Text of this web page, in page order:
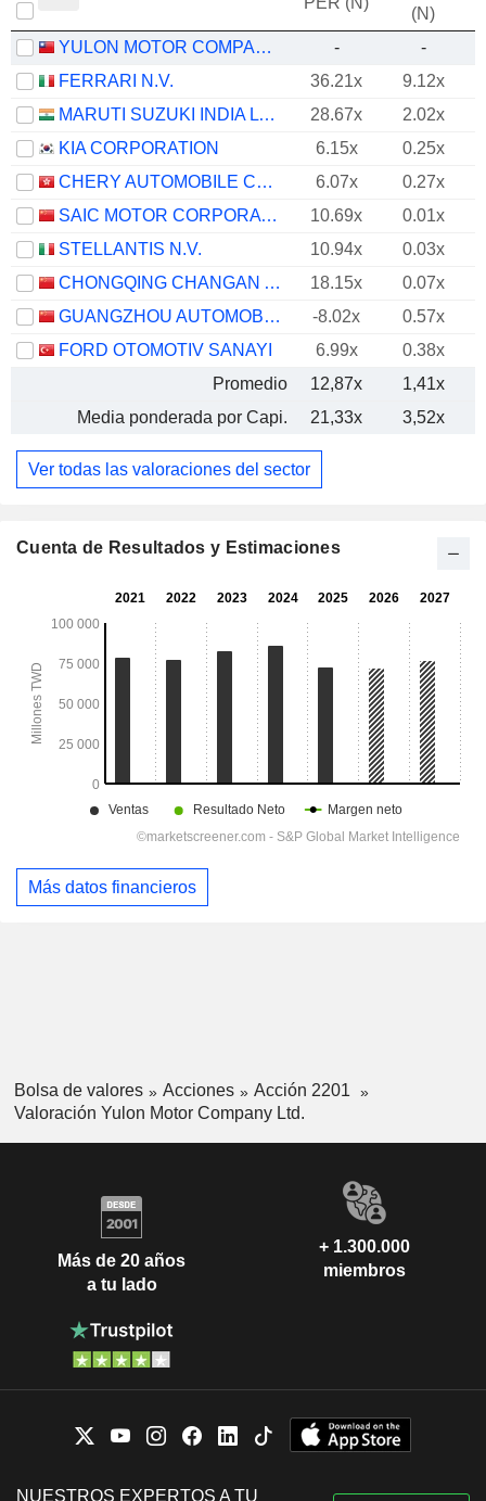
(N)
YULON MOTOR COMPANY LTD. -
-
FERRARI N.V.
36.21x 9.12x
MARUTI SUZUKI INDIA LTD
28.67x 2.02x
KIA CORPORATION
6.15x
0.25x
CHERY AUTOMOBILE CO., LTD.
6.07x
0.27x
SAIC MOTOR CORPORATION LIMITED
10.69x
0.01x
STELLANTIS N.V.
10.94x
0.03x
CHONGQING CHANGAN AUTOMOBILE COMPANY LIMITED
18.15x
0.07x
GUANGZHOU AUTOMOBILE GROUP CO., LTD.
-8.02x 0.57x
FORD OTOMOTIV SANAYI
6.99x
0.38x
Promedio
12,87x 1,41x
Media ponderada por Capi.
21,33x 3,52x
Ver todas las valoraciones del sector
Cuenta de Resultados y Estimaciones
Más datos financieros
Bolsa de valores Acciones
Acción 2201
Valoración Yulon Motor Company Ltd.
Más de 20 años
a tu lado
+ 1.300.000
miembros
NUESTROS EXPERTOS A TU